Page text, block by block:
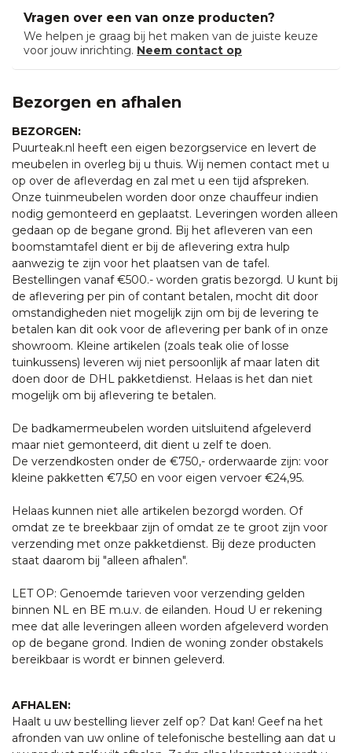
Vragen over een van onze producten?
We helpen je graag bij het maken van de juiste keuze
voor jouw inrichting. Neem contact op
Bezorgen en afhalen
BEZORGEN:
Puurteak.nl heeft een eigen bezorgservice en levert de
meubelen in overleg bij u thuis. Wij nemen contact met u
op over de afleverdag en zal met u een tijd afspreken.
Onze tuinmeubelen worden door onze chauffeur indien
nodig gemonteerd en geplaatst. Leveringen worden alleen
gedaan op de begane grond. Bij het afleveren van een
boomstamtafel dient er bij de aflevering extra hulp
aanwezig te zijn voor het plaatsen van de tafel.
Bestellingen vanaf €500.- worden gratis bezorgd. U kunt bij
de aflevering per pin of contant betalen, mocht dit door
omstandigheden niet mogelijk zijn om bij de levering te
betalen kan dit ook voor de aflevering per bank of in onze
showroom. Kleine artikelen (zoals teak olie of losse
tuinkussens) leveren wij niet persoonlijk af maar laten dit
doen door de DHL pakketdienst. Helaas is het dan niet
mogelijk om bij aflevering te betalen.
De badkamermeubelen worden uitsluitend afgeleverd
maar niet gemonteerd, dit dient u zelf te doen.
De verzendkosten onder de €750,- orderwaarde zijn: voor
kleine pakketten €7,50 en voor eigen vervoer €24,95.
Helaas kunnen niet alle artikelen bezorgd worden. Of
omdat ze te breekbaar zijn of omdat ze te groot zijn voor
verzending met onze pakketdienst. Bij deze producten
staat daarom bij "alleen afhalen".
LET OP: Genoemde tarieven voor verzending gelden
binnen NL en BE m.u.v. de eilanden. Houd U er rekening
mee dat alle leveringen alleen worden afgeleverd worden
op de begane grond. Indien de woning zonder obstakels
bereikbaar is wordt er binnen geleverd.
AFHALEN:
Haalt u uw bestelling liever zelf op? Dat kan! Geef na het
afronden van uw online of telefonische bestelling aan dat u